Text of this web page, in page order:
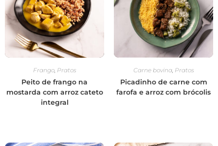
Frango, Pratos
Peito de frango na
mostarda com arroz cateto
integral
Carne bovina, Pratos
Picadinho de carne com
farofa e arroz com brócolis